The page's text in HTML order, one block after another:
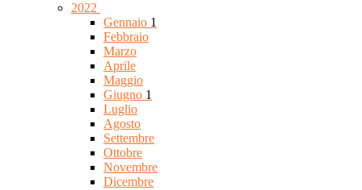
2022
Gennaio 1
Febbraio
Marzo
Aprile
Maggio
Giugno 1
Luglio
Agosto
Settembre
Ottobre
Novembre
Dicembre